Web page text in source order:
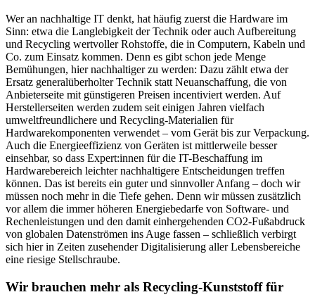
Wer an nachhaltige IT denkt, hat häufig zuerst die Hardware im
Sinn: etwa die Langlebigkeit der Technik oder auch Aufbereitung
und Recycling wertvoller Rohstoffe, die in Computern, Kabeln und
Co. zum Einsatz kommen. Denn es gibt schon jede Menge
Bemühungen, hier nachhaltiger zu werden: Dazu zählt etwa der
Ersatz generalüberholter Technik statt Neuanschaffung, die von
Anbieterseite mit günstigeren Preisen incentiviert werden. Auf
Herstellerseiten werden zudem seit einigen Jahren vielfach
umweltfreundlichere und Recycling-Materialien für
Hardwarekomponenten verwendet – vom Gerät bis zur Verpackung.
Auch die Energieeffizienz von Geräten ist mittlerweile besser
einsehbar, so dass Expert:innen für die IT-Beschaffung im
Hardwarebereich leichter nachhaltigere Entscheidungen treffen
können. Das ist bereits ein guter und sinnvoller Anfang – doch wir
müssen noch mehr in die Tiefe gehen. Denn wir müssen zusätzlich
vor allem die immer höheren Energiebedarfe von Software- und
Rechenleistungen und den damit einhergehenden CO2-Fußabdruck
von globalen Datenströmen ins Auge fassen – schließlich verbirgt
sich hier in Zeiten zusehender Digitalisierung aller Lebensbereiche
eine riesige Stellschraube.
Wir brauchen mehr als Recycling-Kunststoff für